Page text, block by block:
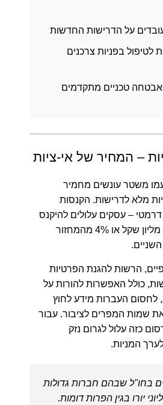
על הדרישות החדשות
לטיפול בפניות צרכנים
אבטחה טכניים מתקדמים
– המחיר של אי-ציות
משטר עונשים מחמיר
מלא לדרישות. הקנסות
דרמטי – עסקים עלולים להיקנס
או
4% מהמחזור
הרשות להגנת הפרטיות
כולל האפשרות להורות על
לחסום העברות מידע לחוץ
שמות המפרים לציבור. עבור
כזה עלול לגרום נזק
המניות.
בחו"ל שבהם חברות גדולות
יורו בגין הפרות דומות.